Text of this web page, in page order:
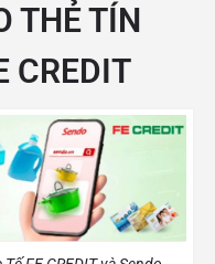
THẺ TÍN
CREDIT